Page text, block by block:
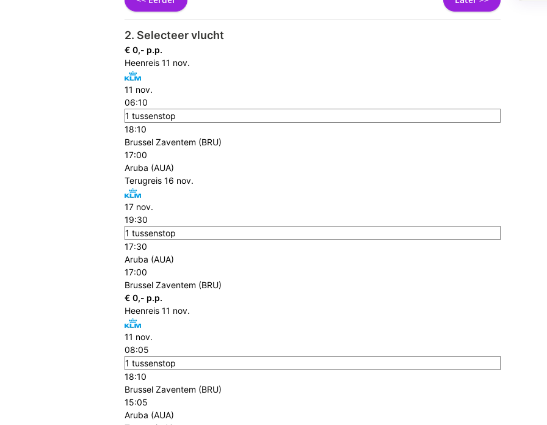
2. Selecteer vlucht
€ 0,- p.p.
Heenreis 11 nov.
11 nov.
06:10
1 tussenstop
18:10
Brussel Zaventem (BRU)
17:00
Aruba (AUA)
Terugreis 16 nov.
17 nov.
19:30
1 tussenstop
17:30
Aruba (AUA)
17:00
Brussel Zaventem (BRU)
€ 0,- p.p.
Heenreis 11 nov.
11 nov.
08:05
1 tussenstop
18:10
Brussel Zaventem (BRU)
15:05
Aruba (AUA)